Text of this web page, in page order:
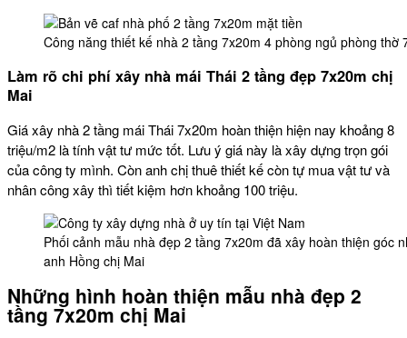
Công năng thiết kế nhà 2 tầng 7x20m 4 phòng ngủ phòng thờ
Làm rõ chi phí xây nhà mái Thái 2 tầng đẹp 7x20m chị
Mai
Giá xây nhà 2 tầng mái Thái 7x20m hoàn thiện hiện nay khoảng 8
triệu/m2 là tính vật tư mức tốt. Lưu ý giá này là xây dựng trọn gói
của công ty mình. Còn anh chị thuê thiết kế còn tự mua vật tư và
nhân công xây thì tiết kiệm hơn khoảng 100 triệu.
Phối cảnh mẫu nhà đẹp 2 tầng 7x20m đã xây hoàn thiện góc
anh Hồng chị Mai
Những hình hoàn thiện mẫu nhà đẹp 2
tầng 7x20m chị Mai